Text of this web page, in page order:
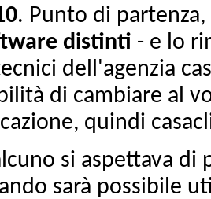
. Punto di
distinti - e lo
dell'agenzia
di cambiare al
quindi
si aspettava
sarà possibile